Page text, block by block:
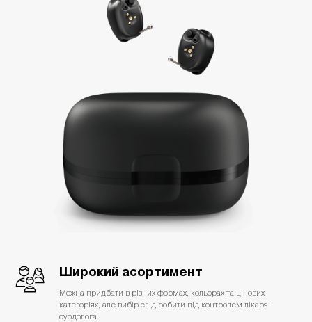
Широкий асортимент
Можна придбати в різних формах, кольорах та цінових
категоріях, але вибір слід робити під контролем лікаря-
сурдолога.